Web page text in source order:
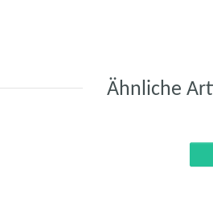
Ähnliche